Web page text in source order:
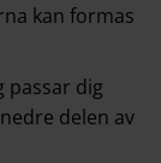
kan formas
passar dig
delen av